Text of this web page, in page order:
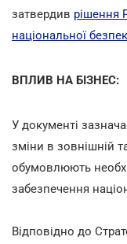
затвердив рішення
національної
ВПЛИВ НА БІЗНЕС:
У документі
зміни в зовнішній
обумовлюють
забезпечення
Відповідно до